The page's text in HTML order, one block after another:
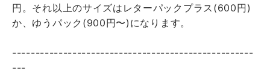
円。それ以上のサイズはレターパックプラス(600円)
か、ゆうパック(900円〜)になります。
----------------------------------------------------
---